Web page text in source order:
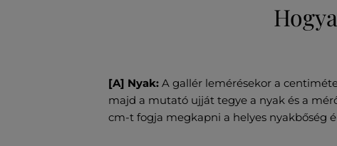
[A] Nyak: A gallér lemérésekor a
majd a mutató ujját tegye a nyak és a
cm-t fogja megkapni a helyes nyakbőség